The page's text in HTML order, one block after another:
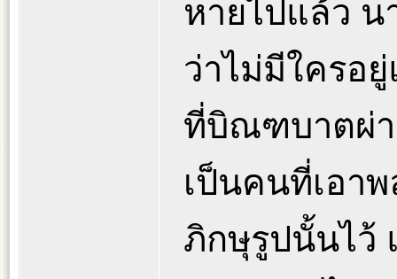
หายไปแล้ว น
ว่าไม่มีใครอ
ที่บิณฑบาตผ่า
เป็นคนที่เอา
ภิกษุรูปนั้นไว้